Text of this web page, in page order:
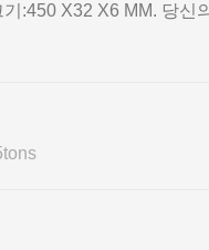
:450 X32 X6 MM. 당신